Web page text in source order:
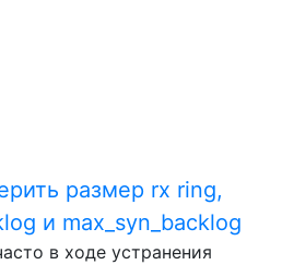
размер rx ring,
и max_syn_backlog
в ходе устранения